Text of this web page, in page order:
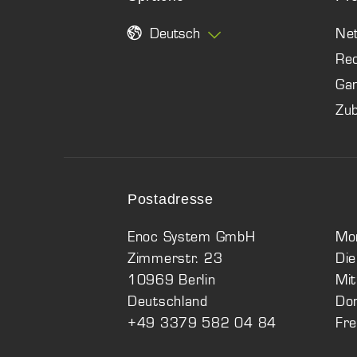
Deutsch
Postadresse
Enoc System GmbH
Zimmerstr. 23
10969 Berlin
Deutschland
+49 3379 582 04 84